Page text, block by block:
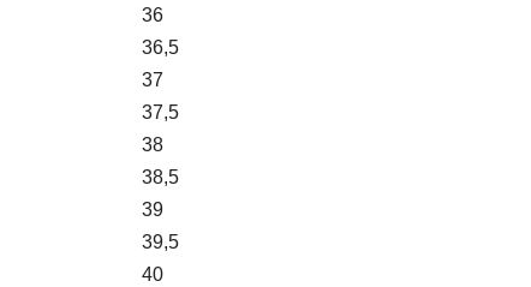
36
36,5
37
37,5
38
38,5
39
39,5
40